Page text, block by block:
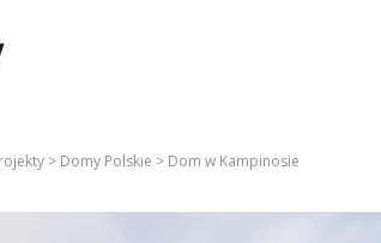
> Domy Polskie > Dom w Kampinosie